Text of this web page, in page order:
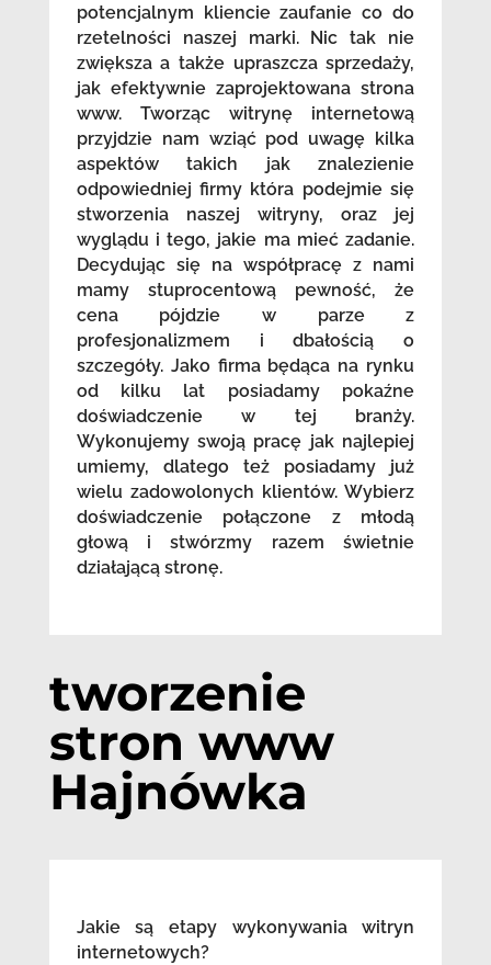
potencjalnym kliencie zaufanie co do
rzetelności naszej marki. Nic tak nie
zwiększa a także upraszcza sprzedaży,
jak efektywnie zaprojektowana strona
www. Tworząc witrynę internetową
przyjdzie nam wziąć pod uwagę kilka
aspektów takich jak znalezienie
odpowiedniej firmy która podejmie się
stworzenia naszej witryny, oraz jej
wyglądu i tego, jakie ma mieć zadanie.
Decydując się na współpracę z nami
mamy stuprocentową pewność, że
cena pójdzie w parze z
profesjonalizmem i dbałością o
szczegóły. Jako firma będąca na rynku
od kilku lat posiadamy pokaźne
doświadczenie w tej branży.
Wykonujemy swoją pracę jak najlepiej
umiemy, dlatego też posiadamy już
wielu zadowolonych klientów. Wybierz
doświadczenie połączone z młodą
głową i stwórzmy razem świetnie
działającą stronę.
tworzenie
stron www
Hajnówka
Jakie są etapy wykonywania witryn
internetowych?